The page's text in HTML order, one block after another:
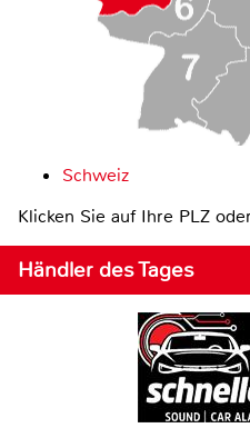
Schweiz
Klicken Sie auf Ihre PLZ
Händler des Tages